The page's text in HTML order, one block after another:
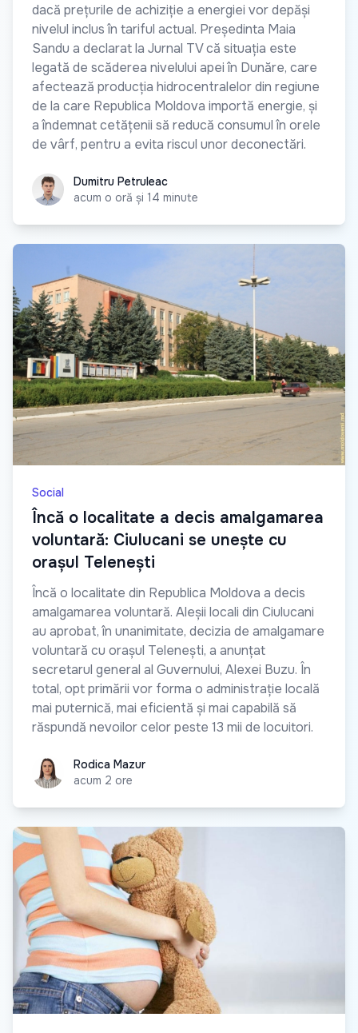
dacă prețurile de achiziție a energiei vor depăși
nivelul inclus în tariful actual. Președinta Maia
Sandu a declarat la Jurnal TV că situația este
legată de scăderea nivelului apei în Dunăre, care
afectează producția hidrocentralelor din regiune
de la care Republica Moldova importă energie, și
a îndemnat cetățenii să reducă consumul în orele
de vârf, pentru a evita riscul unor deconectări.
Dumitru Petruleac
Dumitru Petruleac
acum o oră și 14 minute
Social
Încă o localitate a decis amalgamarea
voluntară: Ciulucani se unește cu
orașul Telenești
Încă o localitate din Republica Moldova a decis
amalgamarea voluntară. Aleșii locali din Ciulucani
au aprobat, în unanimitate, decizia de amalgamare
voluntară cu orașul Telenești, a anunțat
secretarul general al Guvernului, Alexei Buzu. În
total, opt primării vor forma o administrație locală
mai puternică, mai eficientă și mai capabilă să
răspundă nevoilor celor peste 13 mii de locuitori.
Rodica MazurRodica Mazur
acum 2 ore